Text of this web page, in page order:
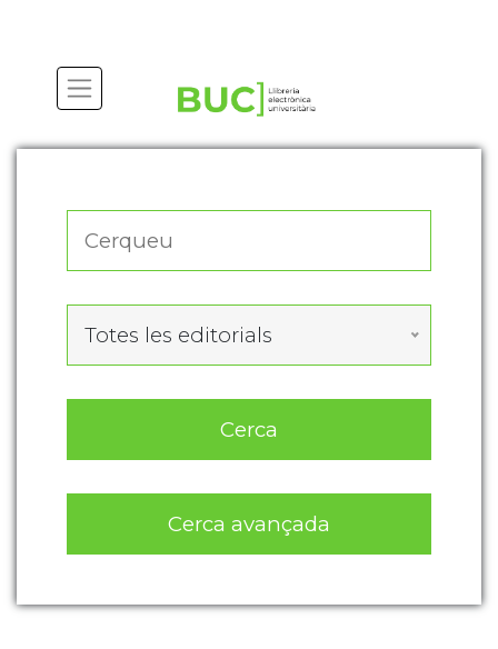
Totes les editorials
Cerca
Cerca avançada